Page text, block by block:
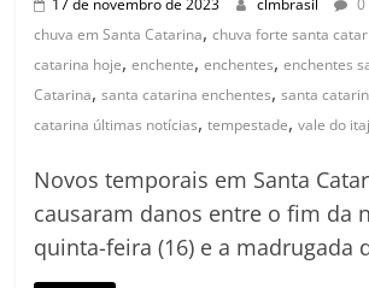
17 de novembro de 2023 clmbrasil
0
chuva em Santa Catarina,chuva forte santa
catarina hoje,enchente,enchentes,enchentes
Catarina,santa catarina enchentes,santa
catarina últimas notícias,tempestade,vale do
Novos temporais em Santa
causaram danos entre o fim da
quinta-feira (16) e a madrugada